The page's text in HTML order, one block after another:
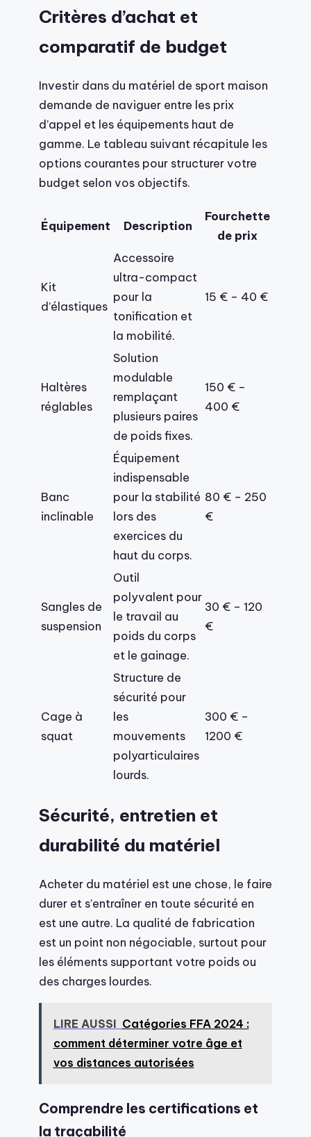
Critères d’achat et
comparatif de budget
Investir dans du matériel de sport maison
demande de naviguer entre les prix
d’appel et les équipements haut de
gamme. Le tableau suivant récapitule les
options courantes pour structurer votre
budget selon vos objectifs.
Équipement Description
Fourchette
de prix
Kit
d’élastiques
Accessoire
ultra-compact
pour la
tonification et
la mobilité.
15 € – 40 €
Haltères
réglables
Solution
modulable
remplaçant
plusieurs paires
de poids fixes.
150 € –
400 €
Banc
inclinable
Équipement
indispensable
pour la stabilité
lors des
exercices du
haut du corps.
80 € – 250
€
Sangles de
suspension
Outil
polyvalent pour
le travail au
poids du corps
et le gainage.
30 € – 120
€
Cage à
squat
Structure de
sécurité pour
les
mouvements
polyarticulaires
lourds.
300 € –
1200 €
Sécurité, entretien et
durabilité du matériel
Acheter du matériel est une chose, le faire
durer et s’entraîner en toute sécurité en
est une autre. La qualité de fabrication
est un point non négociable, surtout pour
les éléments supportant votre poids ou
des charges lourdes.
LIRE AUSSI Catégories FFA 2024 :
comment déterminer votre âge et
vos distances autorisées
Comprendre les certifications et
la traçabilité